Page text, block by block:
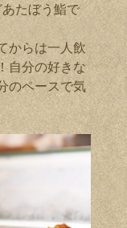
たぼう鮨で
からは一人飲
自分の好きな
のペースで気